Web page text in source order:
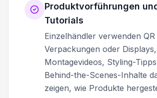
Produktvorführungen
Tutorials
Einzelhändler verwenden
Verpackungen oder
Montagevideos, Styling-
Behind-the-Scenes-Inhalte
zeigen, wie Produkte